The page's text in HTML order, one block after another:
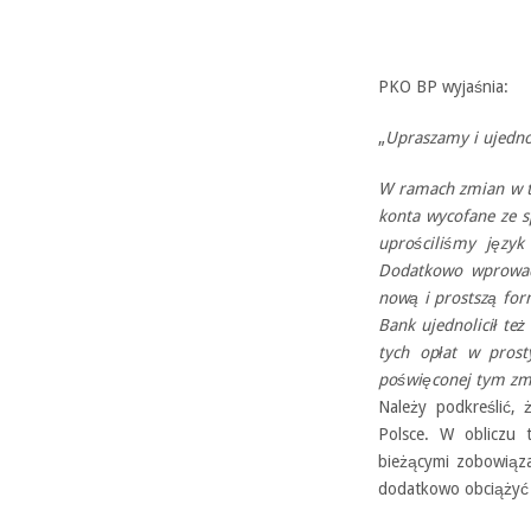
PKO BP wyjaśnia:
„Upraszamy i
W ramach zmian
konta wycofane ze
uprościliśmy
Dodatkowo
nową i prostszą
Bank ujednolicił
tych opłat w
poświęconej tym
Należy podkreślić,
Polsce. W obliczu
bieżącymi
dodatkowo